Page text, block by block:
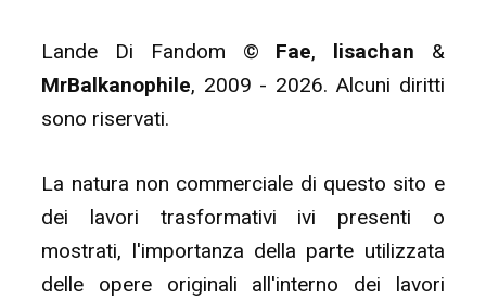
Lande Di Fandom © Fae, lisachan &
MrBalkanophile, 2009 - 2026. Alcuni diritti
sono riservati.
La natura non commerciale di questo sito e
dei lavori trasformativi ivi presenti o
mostrati, l'importanza della parte utilizzata
delle opere originali all'interno dei lavori